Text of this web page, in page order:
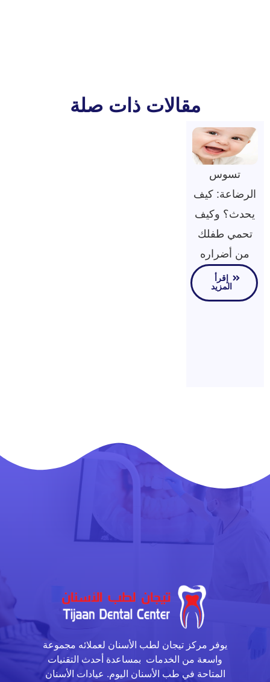
مقالات ذات صلة
تسوس
الرضاعة: كيف
يحدث؟ وكيف
تحمي طفلك
من أضراره
إقرأ
المزيد
يوفر مركز تيجان لطب الأسنان لعملائه مجموعة
واسعة من الخدمات بمساعدة أحدث التقنيات
المتاحة في طب الأسنان اليوم. عيادات الأسنان